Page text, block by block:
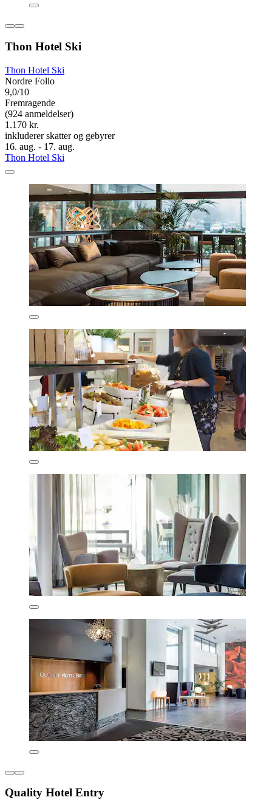
Thon Hotel Ski
Thon Hotel Ski
Nordre Follo
9,0/10
Fremragende
(924 anmeldelser)
1.170 kr.
inkluderer skatter og gebyrer
16. aug. - 17. aug.
Thon Hotel Ski
Quality Hotel Entry